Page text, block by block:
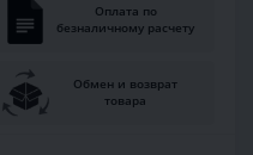
Оплата по
безналичному расчету
Обмен и возврат
товара